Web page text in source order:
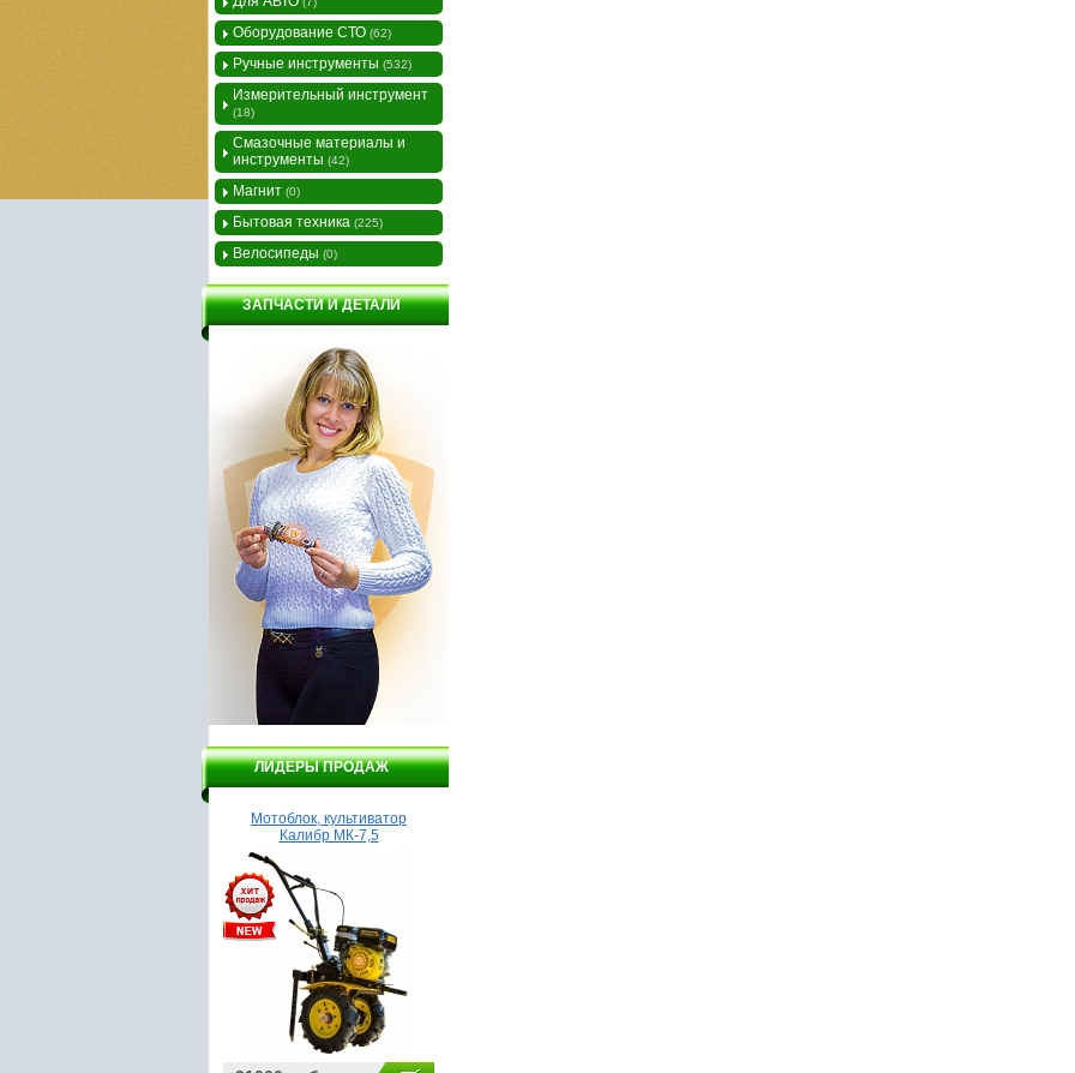
Оборудование СТО (62)
Ручные инструменты (532)
Измерительный инструмент
(18)
Смазочные материалы и
инструменты (42)
Магнит (0)
Бытовая техника (225)
Велосипеды (0)
ЗАПЧАСТИ И ДЕТАЛИ
ЛИДЕРЫ ПРОДАЖ
Бойлер Garanterm ER 80V